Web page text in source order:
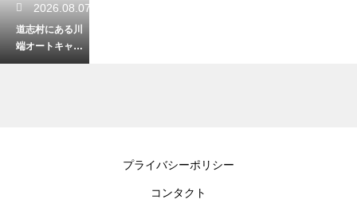
2026.08.07
道志村にある川
端オートキャン
プ場を徹底レビ
プライバシーポリシー
コンタクト